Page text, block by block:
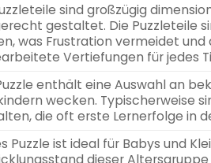
sind großzügig
gestaltet. Die Puzzleteile
was Frustration vermeidet
Vertiefungen für jedes
enthält eine Auswahl an
wecken. Typischerweise
die oft erste Lernerfolge in
Puzzle ist ideal für Babys und